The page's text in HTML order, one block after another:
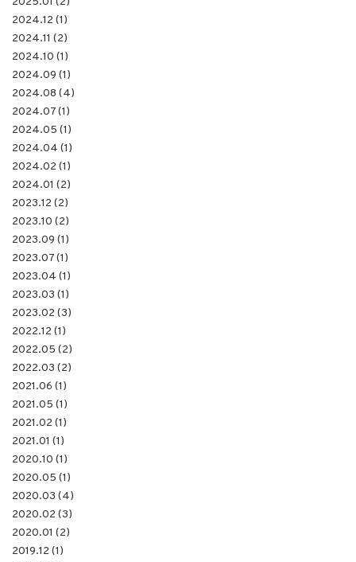
2024.12 (1)
2024.11 (2)
2024.10 (1)
2024.09 (1)
2024.08 (4)
2024.07 (1)
2024.05 (1)
2024.04 (1)
2024.02 (1)
2024.01 (2)
2023.12 (2)
2023.10 (2)
2023.09 (1)
2023.07 (1)
2023.04 (1)
2023.03 (1)
2023.02 (3)
2022.12 (1)
2022.05 (2)
2022.03 (2)
2021.06 (1)
2021.05 (1)
2021.02 (1)
2021.01 (1)
2020.10 (1)
2020.05 (1)
2020.03 (4)
2020.02 (3)
2020.01 (2)
2019.12 (1)